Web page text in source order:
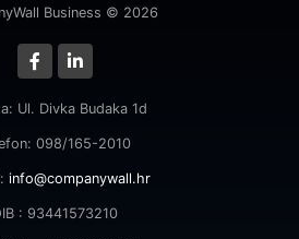
Business © 2026
Ul. Divka Budaka 1d
098/165-2010
info@companywall.hr
: 93441573210